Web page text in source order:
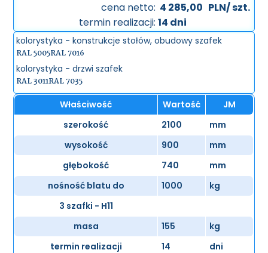
cena netto: 4 285,00 PLN/ szt.
termin realizacji: 14 dni
kolorystyka - konstrukcje stołów, obudowy szafek
RAL 5005RAL 7016
kolorystyka - drzwi szafek
RAL 3011RAL 7035
Właściwość Wartość
JM
szerokość
2100
mm
wysokość
900
mm
głębokość
740
mm
nośność blatu do
1000
kg
3 szafki - H11
masa
155
kg
termin realizacji
14 dni